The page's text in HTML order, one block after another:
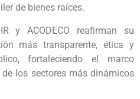
de bienes raíces.
y ACODECO reafirman su
más transparente, ética y
fortaleciendo el marco
los sectores más dinámicos